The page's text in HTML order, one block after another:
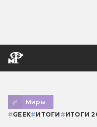
Миры
#GEEK#ИТОГИ #ИТОГИ